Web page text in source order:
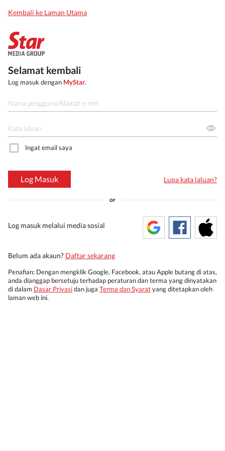
Kembali ke Laman Utama
Selamat kembali
Log masuk dengan MyStar.
Ingat email saya
Log Masuk Lupa kata laluan?
or
Log masuk melalui media sosial
Belum ada akaun? Daftar sekarang
Penafian: Dengan mengklik Google, Facebook, atau Apple butang di atas,
anda dianggap bersetuju terhadap peraturan dan terma yang dinyatakan
di dalam Dasar Privasidan juga Terma dan Syaratyang ditetapkan oleh
laman web ini.